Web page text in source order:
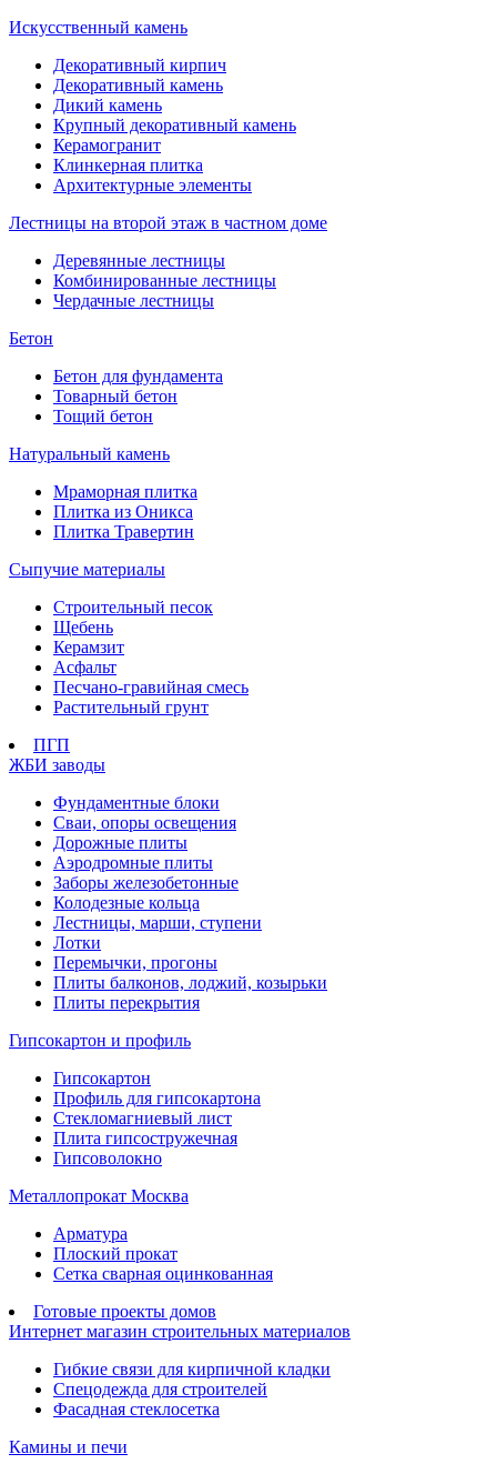
Искусственный камень
Декоративный кирпич
Декоративный камень
Дикий камень
Крупный декоративный камень
Керамогранит
Клинкерная плитка
Архитектурные элементы
Лестницы на второй этаж в частном доме
Деревянные лестницы
Комбинированные лестницы
Чердачные лестницы
Бетон
Бетон для фундамента
Товарный бетон
Тощий бетон
Натуральный камень
Мраморная плитка
Плитка из Оникса
Плитка Травертин
Сыпучие материалы
Строительный песок
Щебень
Керамзит
Асфальт
Песчано-гравийная смесь
Растительный грунт
ПГП
ЖБИ заводы
Фундаментные блоки
Сваи, опоры освещения
Дорожные плиты
Аэродромные плиты
Заборы железобетонные
Колодезные кольца
Лестницы, марши, ступени
Лотки
Перемычки, прогоны
Плиты балконов, лоджий, козырьки
Плиты перекрытия
Гипсокартон и профиль
Гипсокартон
Профиль для гипсокартона
Стекломагниевый лист
Плита гипсостружечная
Гипсоволокно
Металлопрокат Москва
Арматура
Плоский прокат
Сетка сварная оцинкованная
Готовые проекты домов
Интернет магазин строительных материалов
Гибкие связи для кирпичной кладки
Спецодежда для строителей
Фасадная стеклосетка
Камины и печи